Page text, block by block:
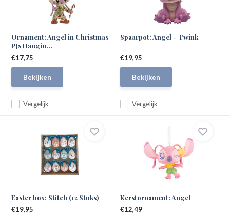
Ornament: Angel in Christmas
PJs Hangin...
Vergelijk
€17,75
Bekijken
Spaarpot: Angel - Twink
Vergelijk
€19,95
Bekijken
Easter box: Stitch (12 Stuks)
€19,95
Kerstornament: Angel
€12,49